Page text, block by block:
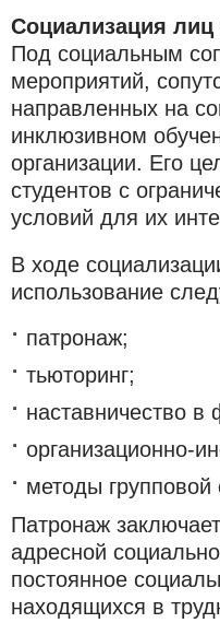
Социализация
Под социальным
мероприятий,
направленных на
инклюзивном
организации. Его
студентов с
условий для их
В ходе
использование
патронаж;
тьюторинг;
наставничество в
организационно-
методы групповой
Патронаж
адресной
постоянное
находящихся в